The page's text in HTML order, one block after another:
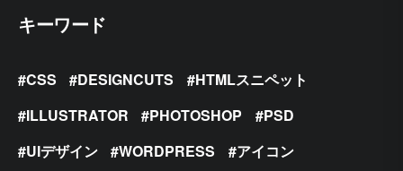
キーワード
CSS DESIGNCUTS
HTMLスニペット
ILLUSTRATOR
PHOTOSHOP
PSD
UIデザイン
WORDPRESS
アイコン